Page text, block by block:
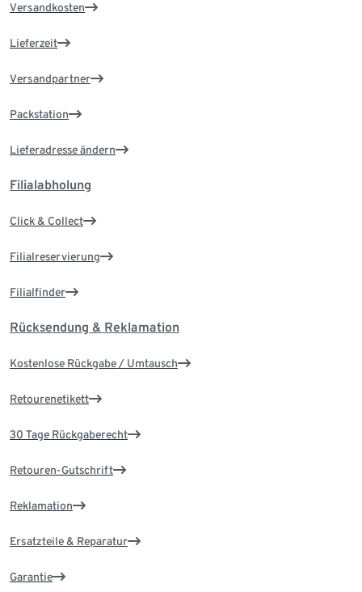
Versandkosten
Lieferzeit
Versandpartner
Packstation
Lieferadresse ändern
Filialabholung
Click & Collect
Filialreservierung
Filialfinder
Rücksendung & Reklamation
Kostenlose Rückgabe / Umtausch
Retourenetikett
30 Tage Rückgaberecht
Retouren-Gutschrift
Reklamation
Ersatzteile & Reparatur
Garantie